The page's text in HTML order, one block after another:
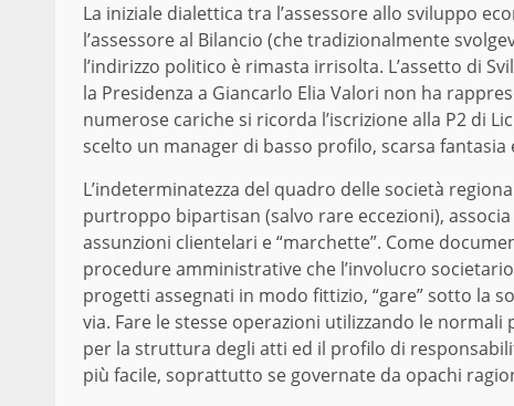
La iniziale dialettica tra l’assessore allo sviluppo
l’assessore al Bilancio (che tradizionalmente
l’indirizzo politico è rimasta irrisolta. L’assetto di
la Presidenza a Giancarlo Elia Valori non ha
numerose cariche si ricorda l’iscrizione alla P2 di
scelto un manager di basso profilo, scarsa
L’indeterminatezza del quadro delle società
purtroppo bipartisan (salvo rare eccezioni),
assunzioni clientelari e “marchette”. Come
procedure amministrative che l’involucro
progetti assegnati in modo fittizio, “gare” sotto la
via. Fare le stesse operazioni utilizzando le
per la struttura degli atti ed il profilo di
più facile, soprattutto se governate da opachi